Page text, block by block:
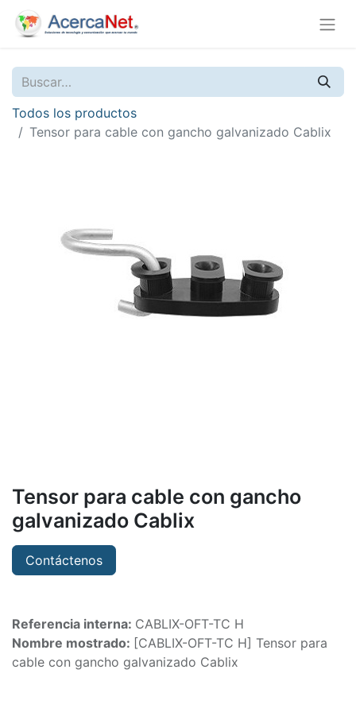
Todos los productos
Tensor para cable con gancho galvanizado Cablix
Tensor para cable con gancho
galvanizado Cablix
Contáctenos
Referencia interna: CABLIX-OFT-TC H
Nombre mostrado: [CABLIX-OFT-TC H] Tensor para
cable con gancho galvanizado Cablix